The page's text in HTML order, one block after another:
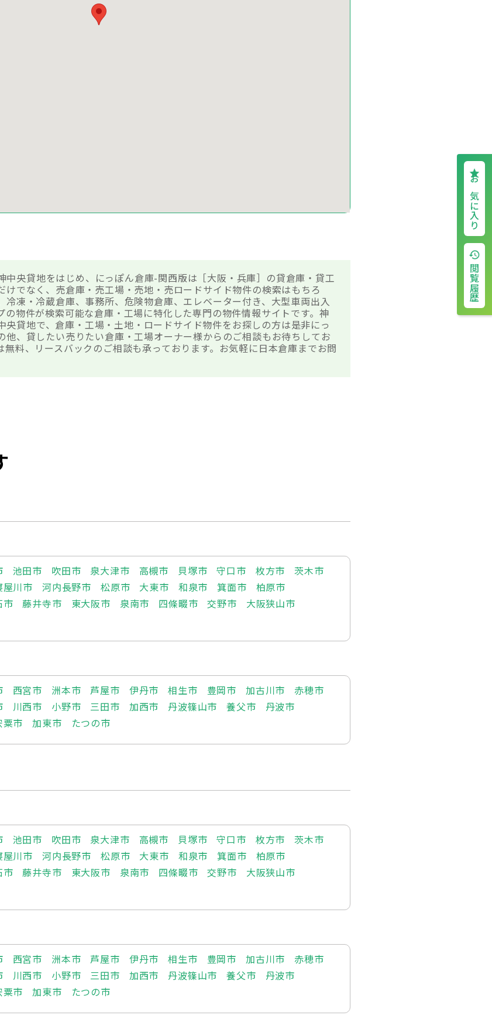
お気に入り
閲覧履歴
央貸地をはじめ、にっぽん倉庫-関西版は［大阪・兵庫］の貸倉庫・貸工
けでなく、売倉庫・売工場・売地・売ロードサイド物件の検索はもちろ
冷凍・冷蔵倉庫、事務所、危険物倉庫、エレベーター付き、大型車両出入
の物件が検索可能な倉庫・工場に特化した専門の物件情報サイトです。神
貸地で、倉庫・工場・土地・ロードサイド物件をお探しの方は是非にっ
他、貸したい売りたい倉庫・工場オーナー様からのご相談もお待ちしてお
無料、リースバックのご相談も承っております。お気軽に日本倉庫までお問
池田市 吹田市 泉大津市 高槻市 貝塚市 守口市 枚方市
茨木市
屋川市 河内長野市 松原市 大東市 和泉市 箕面市
柏原市
市 藤井寺市 東大阪市 泉南市 四條畷市 交野市
大阪狭山市
西宮市 洲本市 芦屋市 伊丹市 相生市 豊岡市 加古川市
赤穂市
川西市 小野市 三田市 加西市 丹波篠山市 養父市
丹波市
粟市 加東市 たつの市
池田市 吹田市 泉大津市 高槻市 貝塚市 守口市 枚方市
茨木市
屋川市 河内長野市 松原市 大東市 和泉市 箕面市
柏原市
市 藤井寺市 東大阪市 泉南市 四條畷市 交野市
大阪狭山市
西宮市 洲本市 芦屋市 伊丹市 相生市 豊岡市 加古川市
赤穂市
川西市 小野市 三田市 加西市 丹波篠山市 養父市
丹波市
粟市 加東市 たつの市